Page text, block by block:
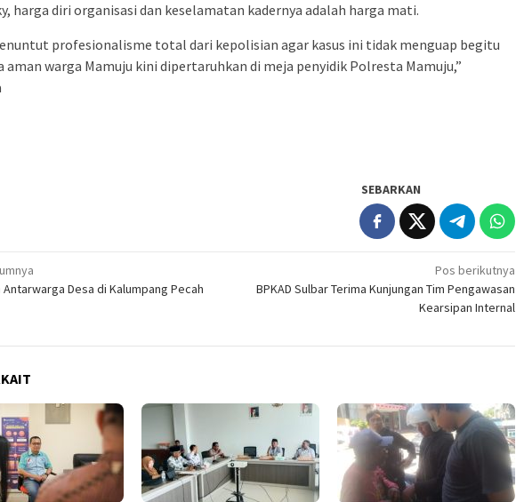
harga diri organisasi dan keselamatan kadernya adalah harga mati.
profesionalisme total dari kepolisian agar kasus ini tidak menguap begitu
aman warga Mamuju kini dipertaruhkan di meja penyidik Polresta Mamuju,”
SEBARKAN
Desa di Kalumpang Pecah
Pos berikutnya
BPKAD Sulbar Terima Kunjungan Tim Pengawasan
Kearsipan Internal